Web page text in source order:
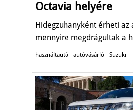
Octavia helyére
Hidegzuhanyként érheti az
mennyire megdrágultak a
használtautó autóvásárló Suzuki